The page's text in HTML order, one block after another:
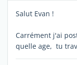
Salut Evan !
Carrément j'ai
quelle age, tu